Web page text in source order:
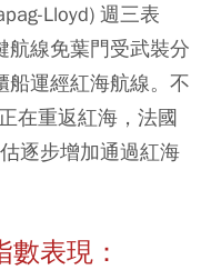
Lloyd) 週三表
航線免葉門受武裝分
船運經紅海航線。不
在重返紅海，法國
逐步增加通過紅海
表現：